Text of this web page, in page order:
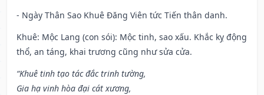
- Ngày Thân Sao Khuê Đăng Viên tức Tiến thân danh.
Khuê: Mộc Lang (con sói): Mộc tinh, sao xấu. Khắc kỵ động
thổ, an táng, khai trương cũng như sửa cửa.
“Khuê tinh tạo tác đắc trinh tường,
Gia hạ vinh hòa đại cát xương,